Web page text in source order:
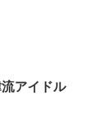
アイドル